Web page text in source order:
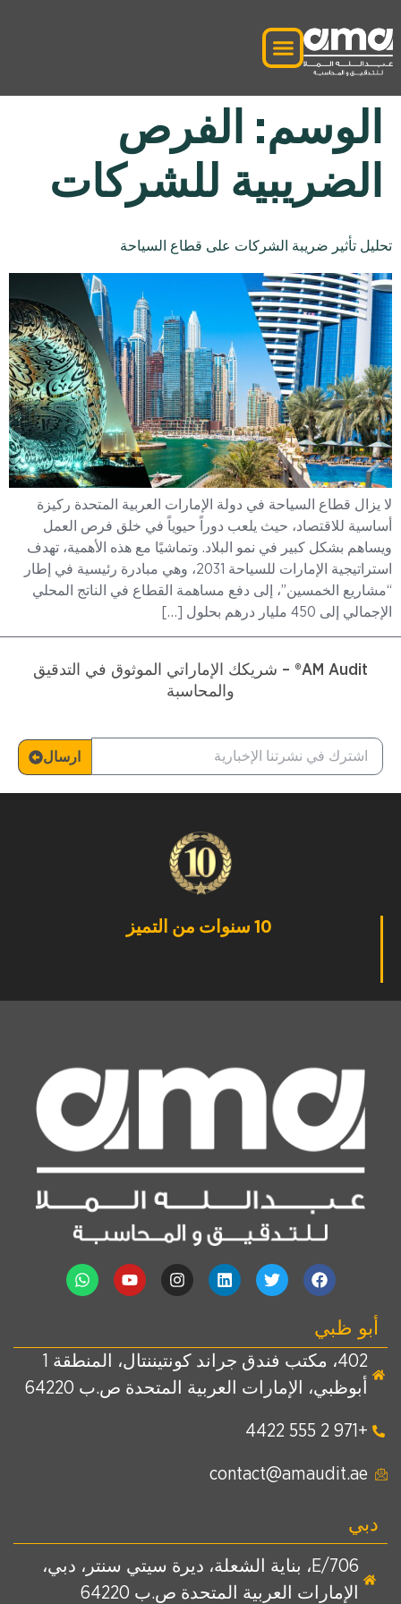
الوسم: الفرص
الضريبية للشركات
تحليل تأثير ضريبة الشركات على قطاع السياحة
لا يزال قطاع السياحة في دولة الإمارات العربية المتحدة ركيزة
أساسية للاقتصاد، حيث يلعب دوراً حيوياً في خلق فرص العمل
ويساهم بشكل كبير في نمو البلاد. وتماشيًا مع هذه الأهمية، تهدف
استراتيجية الإمارات للسياحة 2031، وهي مبادرة رئيسية في إطار
“مشاريع الخمسين”، إلى دفع مساهمة القطاع في الناتج المحلي
الإجمالي إلى 450 مليار درهم بحلول […]
AM Audit® – شريكك الإماراتي الموثوق في التدقيق
والمحاسبة
ارسال
10 سنوات من التميز
أبو ظبي
402، مكتب فندق جراند كونتيننتال، المنطقة 1
أبوظبي، الإمارات العربية المتحدة ص.ب 64220
+971 2 555 4422
contact@amaudit.ae
دبي
E/706، بناية الشعلة، ديرة سيتي سنتر، دبي،
الإمارات العربية المتحدة ص.ب 64220